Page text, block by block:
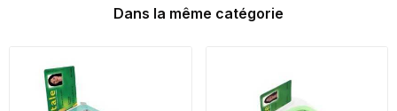
Dans la même catégorie